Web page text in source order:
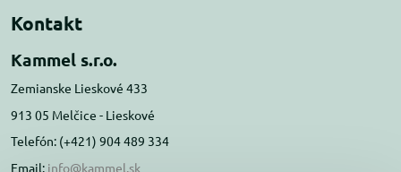
Kontakt
Kammel s.r.o.
Zemianske Lieskové 433
913 05 Melčice - Lieskové
Telefón: (+421) 904 489 334
Email: info@kammel.sk